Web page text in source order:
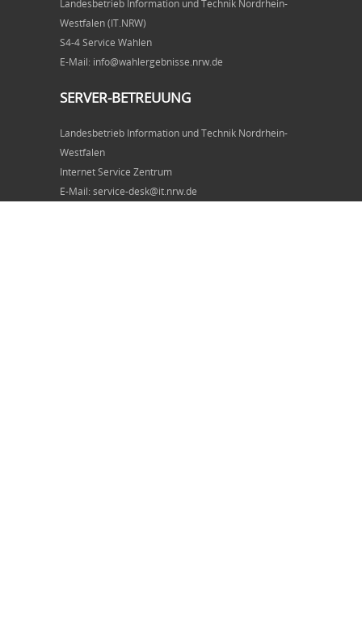
Landesbetrieb Information und Technik Nordrhein-
Westfalen (IT.NRW)
S4-4 Service Wahlen
E-Mail: info@wahlergebnisse.nrw.de
SERVER-BETREUUNG
Landesbetrieb Information und Technik Nordrhein-
Westfalen
Internet Service Zentrum
E-Mail: service-desk@it.nrw.de